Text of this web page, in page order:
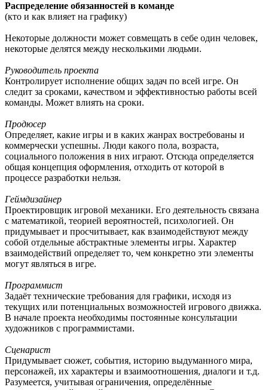
Распределение обязанностей в команде
(кто и как влияет на графику)
Некоторые должности может совмещать в себе один человек,
некоторые делятся между несколькими людьми.
Руководитель проекта
Контролирует исполнение общих задач по всей игре. Он
следит за сроками, качеством и эффективностью работы всей
команды. Может влиять на сроки.
Продюсер
Определяет, какие игры и в каких жанрах востребованы и
коммерчески успешны. Люди какого пола, возраста,
социального положения в них играют. Отсюда определяется
общая концепция оформления, отходить от которой в
процессе разработки нельзя.
Геймдизайнер
Проектировщик игровой механики. Его деятельность связана
с математикой, теорией вероятностей, психологией. Он
придумывает и просчитывает, как взаимодействуют между
собой отдельные абстрактные элементы игры. Характер
взаимодействий определяет то, чем конкретно эти элементы
могут являться в игре.
Программист
Задаёт технические требования для графики, исходя из
текущих или потенциальных возможностей игрового движка.
В начале проекта необходимы постоянные консультации
художников с программистами.
Сценарист
Придумывает сюжет, события, историю выдуманного мира,
персонажей, их характеры и взаимоотношения, диалоги и т.д.
Разумеется, учитывая ограничения, определённые